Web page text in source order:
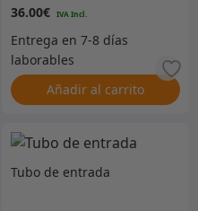
36.00€
Añadir al carrito
Tubo de entrada